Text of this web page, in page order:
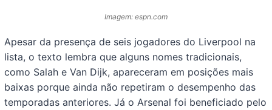
Imagem: espn.com
Apesar da presença de seis jogadores do Liverpool na
lista, o texto lembra que alguns nomes tradicionais,
como Salah e Van Dijk, apareceram em posições mais
baixas porque ainda não repetiram o desempenho das
temporadas anteriores. Já o Arsenal foi beneficiado pelo